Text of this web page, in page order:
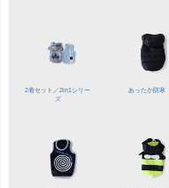
2着セット／2in1シリー
ズ
あったか防寒